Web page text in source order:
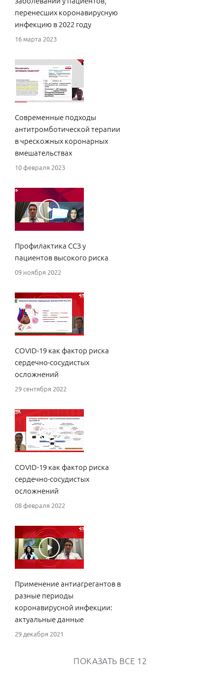
перенесших коронавирусную
инфекцию в 2022 году
16 марта 2023
Современные подходы
антитромботической терапии
в чрескожных коронарных
вмешательствах
10 февраля 2023
Профилактика ССЗ у
пациентов высокого риска
09 ноября 2022
COVID-19 как фактор риска
сердечно-сосудистых
осложнений
29 сентября 2022
COVID-19 как фактор риска
сердечно-сосудистых
осложнений
08 февраля 2022
Применение антиагрегантов в
разные периоды
коронавирусной инфекции:
актуальные данные
29 декабря 2021
ПОКАЗАТЬ ВСЕ 12